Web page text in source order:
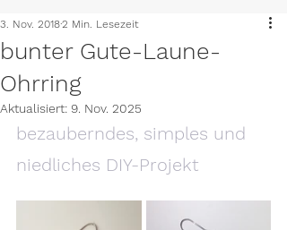
bunter Gute-Laune-
Ohrring
3. Nov. 20182 Min. Lesezeit
Aktualisiert: 9. Nov. 2025
bezauberndes, simples und
niedliches DIY-Projekt